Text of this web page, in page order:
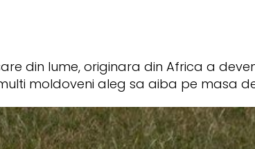
din lume, originara din Africa a
moldoveni aleg sa aiba pe masa